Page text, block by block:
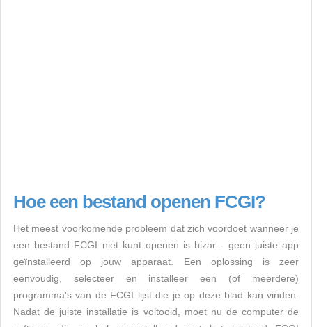
Hoe een bestand openen FCGI?
Het meest voorkomende probleem dat zich voordoet wanneer je
een bestand FCGI niet kunt openen is bizar - geen juiste app
geïnstalleerd op jouw apparaat. Een oplossing is zeer
eenvoudig, selecteer en installeer een (of meerdere)
programma's van de FCGI lijst die je op deze blad kan vinden.
Nadat de juiste installatie is voltooid, moet nu de computer de